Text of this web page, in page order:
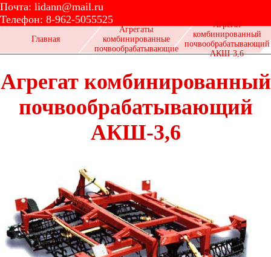
Почта: lidann@mail.ru
Телефон: 8-962-5055525
Главная
Агрегаты
комбинированные
почвообрабатывающие
Агрегат
комбинированный
почвообрабатывающий
АКШ-3,6
Агрегат комбинированный
почвообрабатывающий
АКШ-3,6